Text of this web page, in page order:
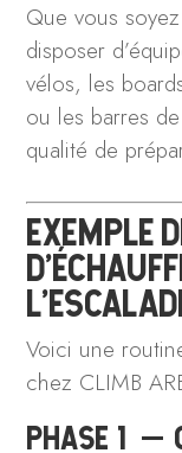
Que vous
disposer
vélos, les
ou les barres
qualité de
EXEMPLE
Voici une
chez CLIMB
PHASE 1 —